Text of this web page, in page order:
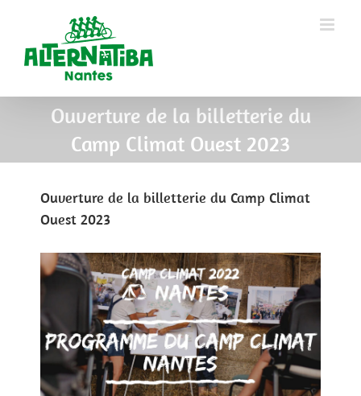
Ouverture de la billetterie du
Camp Climat Ouest 2023
Ouverture de la billetterie du Camp Climat
Ouest 2023